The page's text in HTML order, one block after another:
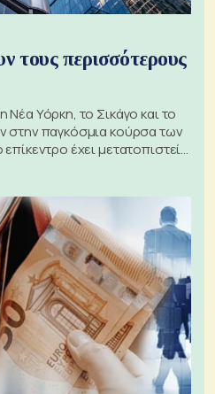
τους περισσότερους
Υόρκη, το Σικάγο και το
στην παγκόσμια κούρσα των
έχει μετατοπιστεί